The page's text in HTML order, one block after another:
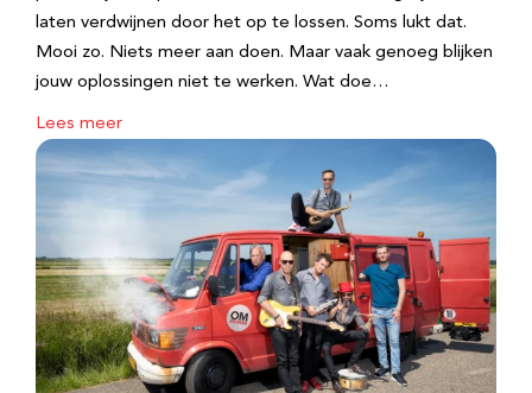
laten verdwijnen door het op te lossen. Soms lukt dat.
Mooi zo. Niets meer aan doen. Maar vaak genoeg blijken
jouw oplossingen niet te werken. Wat doe…
Lees meer